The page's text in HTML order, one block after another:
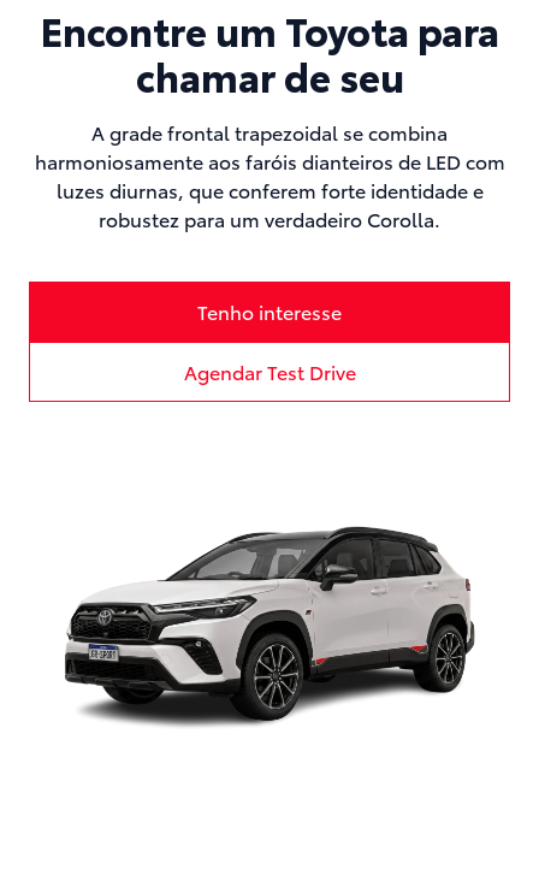
Encontre um Toyota para
chamar de seu
A grade frontal trapezoidal se combina
harmoniosamente aos faróis dianteiros de LED com
luzes diurnas, que conferem forte identidade e
robustez para um verdadeiro Corolla.
Tenho interesse
Agendar Test Drive